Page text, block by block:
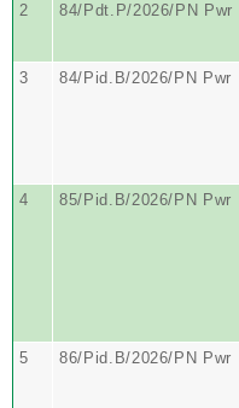
2
84/Pdt.P/2026/PN Pwr
3
84/Pid.B/2026/PN Pwr
4
85/Pid.B/2026/PN Pwr
5
86/Pid.B/2026/PN Pwr